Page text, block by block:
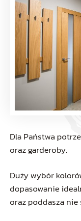
Dla Państwa
oraz garderoby.
Duży wybór
dopasowanie
oraz poddasza